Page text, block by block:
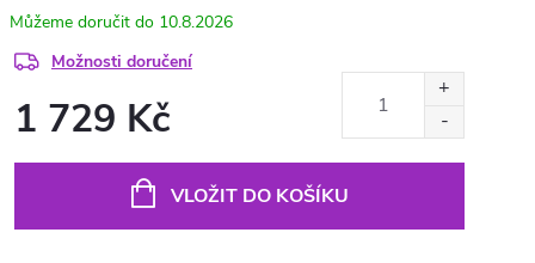
10.8.2026
Možnosti doručení
1 729 Kč
VLOŽIT DO KOŠÍKU